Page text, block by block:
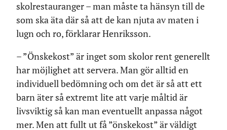
skolrestauranger – man måste ta hänsyn till de
som ska äta där så att de kan njuta av maten i
lugn och ro, förklarar Henriksson.
– ”Önskekost” är inget som skolor rent generellt
har möjlighet att servera. Man gör alltid en
individuell bedömning och om det är så att ett
barn äter så extremt lite att varje måltid är
livsviktig så kan man eventuellt anpassa något
mer. Men att fullt ut få ”önskekost” är väldigt